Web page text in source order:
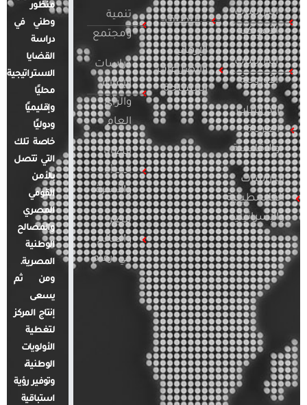
الدراسات
الأمريكية
الدراسات
الأوروبية
الدراسات
العربية
والإقليمية
الدراسات
الفلسطينية
والإسرائيلية
التطرف
الإرهاب
والصراعات
المسلحة
تنمية
ومجتمع
دراسات
الإعلام
والرأي
العام
قضايا
المرأة
والأسرة
مصر
والعالم
في أرقام
منظور
وطني في
دراسة
القضايا
الاستراتيجية
محليًا
وإقليميًا
ودوليًا
خاصة تلك
التي تتصل
بالأمن
القومي
المصري
والمصالح
الوطنية
المصرية.
ومن ثم
يسعى
إنتاج المركز
لتغطية
الأولويات
الوطنية،
وتوفير رؤية
استباقية